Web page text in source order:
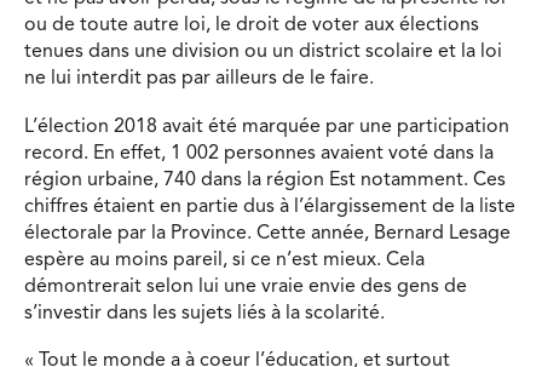
ou de toute autre loi, le droit de voter aux élections
tenues dans une division ou un district scolaire et la loi
ne lui interdit pas par ailleurs de le faire.
L’élection 2018 avait été marquée par une participation
record. En effet, 1 002 personnes avaient voté dans la
région urbaine, 740 dans la région Est notamment. Ces
chiffres étaient en partie dus à l’élargissement de la liste
électorale par la Province. Cette année, Bernard Lesage
espère au moins pareil, si ce n’est mieux. Cela
démontrerait selon lui une vraie envie des gens de
s’investir dans les sujets liés à la scolarité.
« Tout le monde a à coeur l’éducation, et surtout